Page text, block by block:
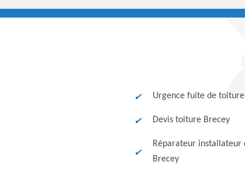
Urgence fuite de
Devis toiture Brecey
Réparateur installateur
Brecey